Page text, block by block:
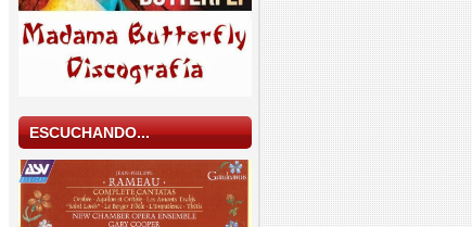
ESCUCHANDO...